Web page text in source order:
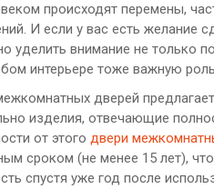
происходят перемены,
И если у вас есть желание
уделить внимание не только
интерьере тоже важную
дверей
изделия, отвечающие
от этогодвери
сроком (не менее 15 лет),
спустя уже год после